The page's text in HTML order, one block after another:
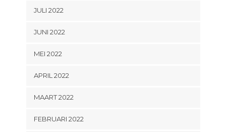
JULI 2022
JUNI 2022
MEI 2022
APRIL 2022
MAART 2022
FEBRUARI 2022